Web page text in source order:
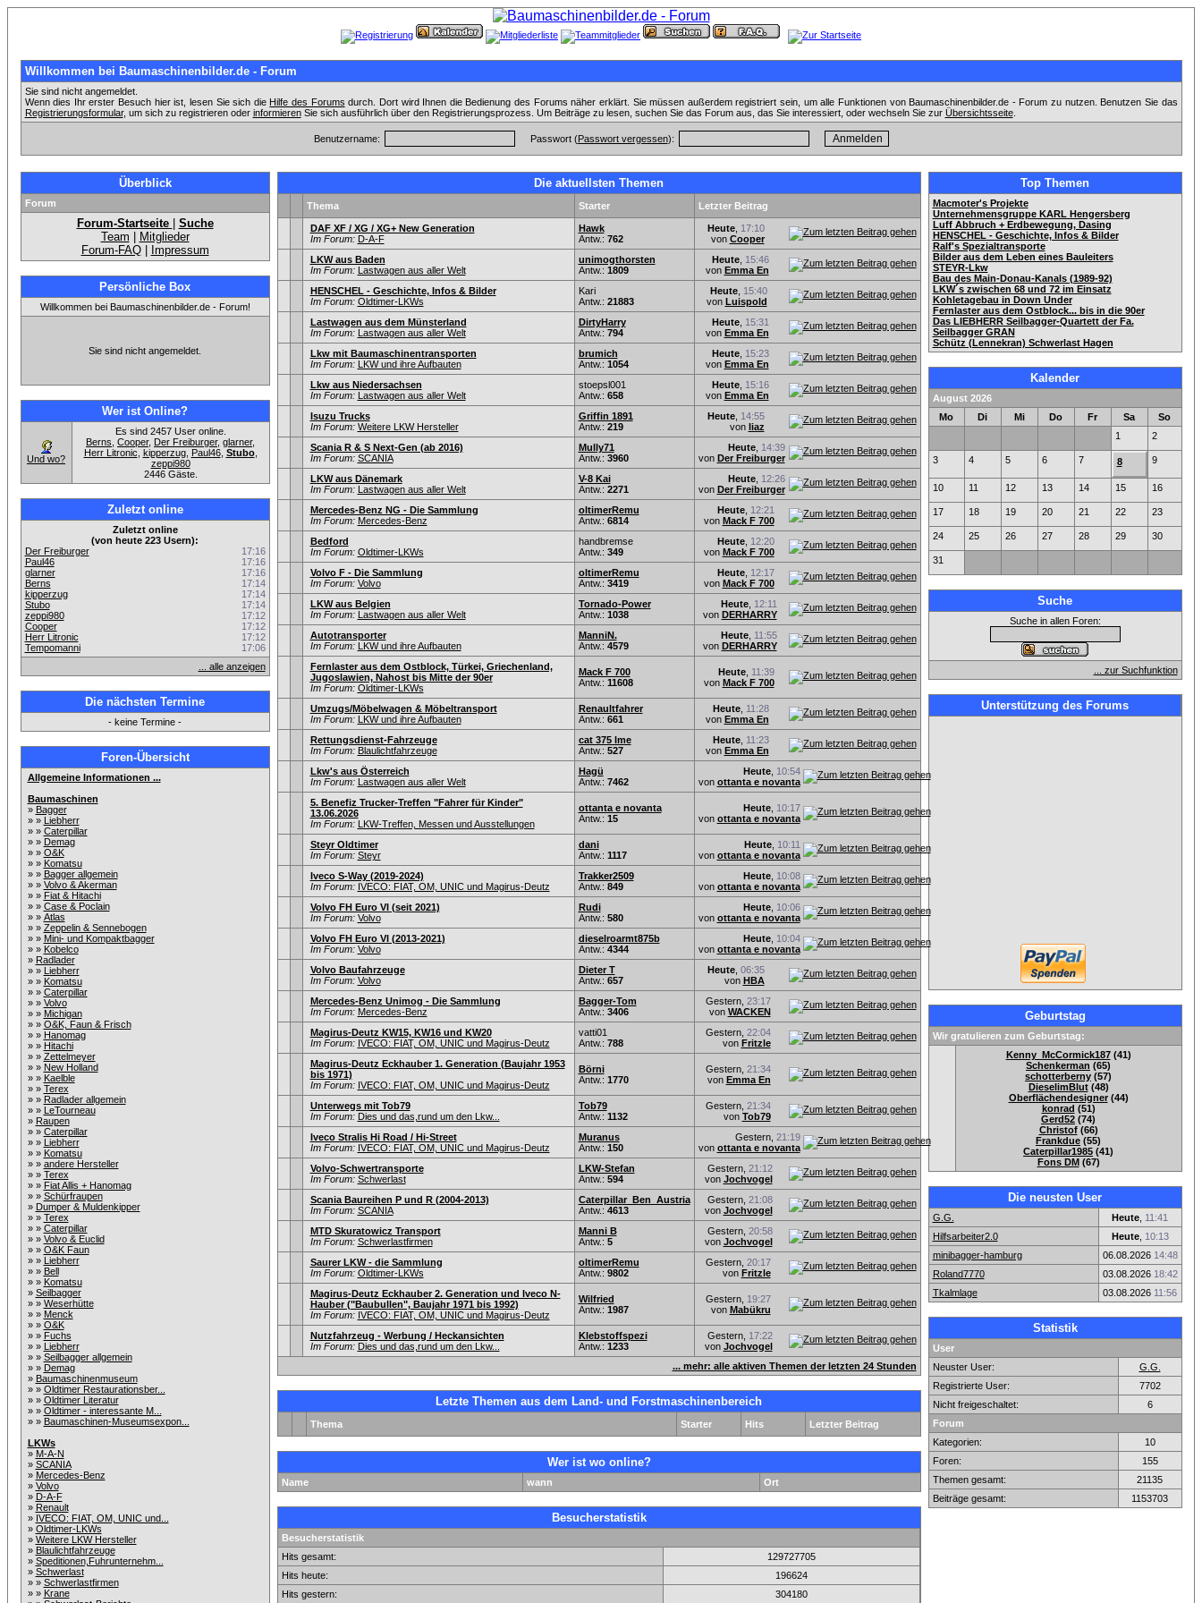
Willkommen bei Baumaschinenbilder.de - Forum
Sie sind nicht angemeldet.
Wenn dies Ihr erster Besuch hier ist, lesen Sie sich die Hilfe des Forums durch. Dort wird Ihnen die Bedienung des Forums näher erklärt. Sie müssen außerdem registriert sein, um alle Funktionen von Baumaschinenbilder.de - Forum zu nutzen. Benutzen Sie das
Registrierungsformular, um sich zu registrieren oder informierenSie sich ausführlich über den Registrierungsprozess. Um Beiträge zu lesen, suchen Sie das Forum aus, das Sie interessiert, oder wechseln Sie zur Übersichtsseite.
Benutzername: Passwort (Passwort vergessen):
Überblick
Forum
Forum-Startseite
Suche
Team
Mitglieder
Forum-FAQ| Impressum
Persönliche Box
Willkommen bei Baumaschinenbilder.de - Forum!
Sie sind nicht angemeldet.
Wer ist Online?
Und wo?
Es sind 2457 User online.
Berns Cooper, Der Freiburger, glarner,
Herr Litronic kipperzug, Paul46, Stubo,
zeppi980
2446 Gäste.
Zuletzt online
Zuletzt online
(von heute 223 Usern):
Der Freiburger
17:16
Paul46
17:16
glarner
17:16
Berns
17:14
kipperzug
17:14
Stubo
17:14
zeppi980
17:12
Cooper
17:12
Herr Litronic
17:12
Tempomanni
17:06
... alle anzeigen
Die nächsten Termine
- keine Termine -
Foren-Übersicht
Allgemeine Informationen ...
Baumaschinen
» Bagger
» » Liebherr
» » Caterpillar
» » Demag
» » O&K
» » Komatsu
» » Bagger allgemein
» » Volvo & Akerman
» » Fiat & Hitachi
» » Case & Poclain
» » Atlas
» » Zeppelin & Sennebogen
» » Mini- und Kompaktbagger
» » Kobelco
» Radlader
» » Liebherr
» » Komatsu
» » Caterpillar
» » Volvo
» » Michigan
» » O&K, Faun & Frisch
» » Hanomag
» » Hitachi
» » Zettelmeyer
» » New Holland
» » Kaelble
» » Terex
» » Radlader allgemein
» » LeTourneau
» Raupen
» » Caterpillar
» » Liebherr
» » Komatsu
» » andere Hersteller
» » Terex
» » Fiat Allis + Hanomag
» » Schürfraupen
» Dumper & Muldenkipper
» » Terex
» » Caterpillar
» » Volvo & Euclid
» » O&K Faun
» » Liebherr
» » Bell
» » Komatsu
» Seilbagger
» » Weserhütte
» » Menck
» » O&K
» » Fuchs
» » Liebherr
» » Seilbagger allgemein
» » Demag
» Baumaschinenmuseum
» » Oldtimer Restaurationsber...
» » Oldtimer Literatur
» » Oldtimer - interessante M...
» » Baumaschinen-Museumsexpon...
LKWs
» M-A-N
» SCANIA
» Mercedes-Benz
» Volvo
» D-A-F
» Renault
» IVECO: FIAT, OM, UNIC und...
» Oldtimer-LKWs
» Weitere LKW Hersteller
» Blaulichtfahrzeuge
» Speditionen,Fuhrunternehm...
» Schwerlast
» » Schwerlastfirmen
» » Krane
Die aktuellsten Themen
Thema Starter Letzter Beitrag
DAF XF / XG / XG+ New Generation
Im Forum: D-A-F
Hawk
Antw.: 762
Heute, 17:10
von Cooper
LKW aus Baden
Im Forum: Lastwagen aus aller Welt
unimogthorsten
Antw.: 1809
Heute, 15:46
von Emma En
HENSCHEL - Geschichte, Infos & Bilder
Im Forum: Oldtimer-LKWs
Kari
Antw.: 21883
Heute, 15:40
von Luispold
Lastwagen aus dem Münsterland
Im Forum: Lastwagen aus aller Welt
DirtyHarry
Antw.: 794
Heute, 15:31
von Emma En
Lkw mit Baumaschinentransporten
Im Forum: LKW und ihre Aufbauten
brumich
Antw.: 1054
Heute, 15:23
von Emma En
Lkw aus Niedersachsen
Im Forum: Lastwagen aus aller Welt
stoepsl001
Antw.: 658
Heute, 15:16
von Emma En
Isuzu Trucks
Im Forum: Weitere LKW Hersteller
Griffin 1891
Antw.: 219
Heute, 14:55
von liaz
Scania R & S Next-Gen (ab 2016)
Im Forum: SCANIA
Mully71
Antw.: 3960
Heute, 14:39
von Der Freiburger
LKW aus Dänemark
Im Forum: Lastwagen aus aller Welt
V-8 Kai
Antw.: 2271
Heute, 12:26
von Der Freiburger
Mercedes-Benz NG - Die Sammlung
Im Forum: Mercedes-Benz
oltimerRemu
Antw.: 6814
Heute, 12:21
von Mack F 700
Bedford
Im Forum: Oldtimer-LKWs
handbremse
Antw.: 349
Heute, 12:20
von Mack F 700
Volvo F - Die Sammlung
Im Forum: Volvo
oltimerRemu
Antw.: 3419
Heute, 12:17
von Mack F 700
LKW aus Belgien
Im Forum: Lastwagen aus aller Welt
Tornado-Power
Antw.: 1038
Heute, 12:11
von DERHARRY
Autotransporter
Im Forum: LKW und ihre Aufbauten
ManniN.
Antw.: 4579
Heute, 11:55
von DERHARRY
Fernlaster aus dem Ostblock, Türkei, Griechenland,
Jugoslawien, Nahost bis Mitte der 90er
Im Forum: Oldtimer-LKWs
Mack F 700
Antw.: 11608
Heute, 11:39
von Mack F 700
Umzugs/Möbelwagen & Möbeltransport
Im Forum: LKW und ihre Aufbauten
Renaultfahrer
Antw.: 661
Heute, 11:28
von Emma En
Rettungsdienst-Fahrzeuge
Im Forum: Blaulichtfahrzeuge
cat 375 lme
Antw.: 527
Heute, 11:23
von Emma En
Lkw's aus Österreich
Im Forum: Lastwagen aus aller Welt
Hagü
Antw.: 7462
Heute, 10:54
von ottanta e novanta
5. Benefiz Trucker-Treffen "Fahrer für Kinder"
13.06.2026
Im Forum: LKW-Treffen, Messen und Ausstellungen
ottanta e novanta
Antw.: 15
Heute, 10:17
von ottanta e novanta
Steyr Oldtimer
Im Forum: Steyr
dani
Antw.: 1117
Heute, 10:11
von ottanta e novanta
Iveco S-Way (2019-2024)
Im Forum: IVECO: FIAT, OM, UNIC und Magirus-Deutz
Trakker2509
Antw.: 849
Heute, 10:08
von ottanta e novanta
Volvo FH Euro VI (seit 2021)
Im Forum: Volvo
Rudi
Antw.: 580
Heute, 10:06
von ottanta e novanta
Volvo FH Euro VI (2013-2021)
Im Forum: Volvo
dieselroarmt875b
Antw.: 4344
Heute, 10:04
von ottanta e novanta
Volvo Baufahrzeuge
Im Forum: Volvo
Dieter T
Antw.: 657
Heute, 06:35
von HBA
Mercedes-Benz Unimog - Die Sammlung
Im Forum: Mercedes-Benz
Bagger-Tom
Antw.: 3406
Gestern, 23:17
von WACKEN
Magirus-Deutz KW15, KW16 und KW20
Im Forum: IVECO: FIAT, OM, UNIC und Magirus-Deutz
vatti01
Antw.: 788
Gestern, 22:04
von Fritzle
Magirus-Deutz Eckhauber 1. Generation (Baujahr 1953
bis 1971)
Im Forum: IVECO: FIAT, OM, UNIC und Magirus-Deutz
Börni
Antw.: 1770
Gestern, 21:34
von Emma En
Unterwegs mit Tob79
Im Forum: Dies und das,rund um den Lkw...
Tob79
Antw.: 1132
Gestern, 21:34
von Tob79
Iveco Stralis Hi Road / Hi-Street
Im Forum: IVECO: FIAT, OM, UNIC und Magirus-Deutz
Muranus
Antw.: 150
Gestern, 21:19
von ottanta e novanta
Volvo-Schwertransporte
Im Forum: Schwerlast
LKW-Stefan
Antw.: 594
Gestern, 21:12
von Jochvogel
Scania Baureihen P und R (2004-2013)
Im Forum: SCANIA
Caterpillar_Ben_Austria
Antw.: 4613
Gestern, 21:08
von Jochvogel
MTD Skuratowicz Transport
Im Forum: Schwerlastfirmen
Manni B
Antw.: 5
Gestern, 20:58
von Jochvogel
Saurer LKW - die Sammlung
Im Forum: Oldtimer-LKWs
oltimerRemu
Antw.: 9802
Gestern, 20:17
von Fritzle
Magirus-Deutz Eckhauber 2. Generation und Iveco N-
Hauber ("Baubullen", Baujahr 1971 bis 1992)
Im Forum: IVECO: FIAT, OM, UNIC und Magirus-Deutz
Wilfried
Antw.: 1987
Gestern, 19:27
von Mabükru
Nutzfahrzeug - Werbung / Heckansichten
Im Forum: Dies und das,rund um den Lkw...
Klebstoffspezi
Antw.: 1233
Gestern, 17:22
von Jochvogel
... mehr: alle aktiven Themen der letzten 24 Stunden
Letzte Themen aus dem Land- und Forstmaschinenbereich
Thema Starter Hits Letzter Beitrag
Wer ist wo online?
Name wann Ort
Besucherstatistik
Besucherstatistik
Hits gesamt:
129727705
Hits heute:
196624
Hits gestern:
304180
Top Themen
Macmoter's Projekte
Unternehmensgruppe KARL Hengersberg
Luff Abbruch + Erdbewegung, Dasing
HENSCHEL - Geschichte, Infos & Bilder
Ralf's Spezialtransporte
Bilder aus dem Leben eines Bauleiters
STEYR-Lkw
Bau des Main-Donau-Kanals (1989-92)
LKW´s zwischen 68 und 72 im Einsatz
Kohletagebau in Down Under
Fernlaster aus dem Ostblock... bis in die 90er
Das LIEBHERR Seilbagger-Quartett der Fa.
Seilbagger GRAN
Schütz (Lennekran) Schwerlast Hagen
Kalender
August 2026
Mo
Di Mi Do Fr Sa
So
1
2
3 4 5 6 7 8 9
10 11 12 13 14 15 16
17 18 19 20 21 22 23
24 25 26 27 28 29 30
31
Suche
Suche in allen Foren:
... zur Suchfunktion
Unterstützung des Forums
Geburtstag
Wir gratulieren zum Geburtstag:
Kenny_McCormick187(41)
Schenkerman (65)
schotterberny (57)
DieselimBlut(48)
Oberflächendesigner(44)
konrad (51)
Gerd52 (74)
Christof(66)
Frankdue (55)
Caterpillar1985 (41)
Fons DM(67)
Die neusten User
G.G. Heute 11:41
Hilfsarbeiter2.0
Heute, 10:13
minibagger-hamburg
06.08.2026 14:48
Roland7770
03.08.2026 18:42
Tkalmlage
03.08.2026 11:56
Statistik
User
Neuster User:
G.G.
Registrierte User:
7702
Nicht freigeschaltet:
6
Forum
Kategorien:
10
Foren:
155
Themen gesamt:
21135
Beiträge gesamt:
1153703